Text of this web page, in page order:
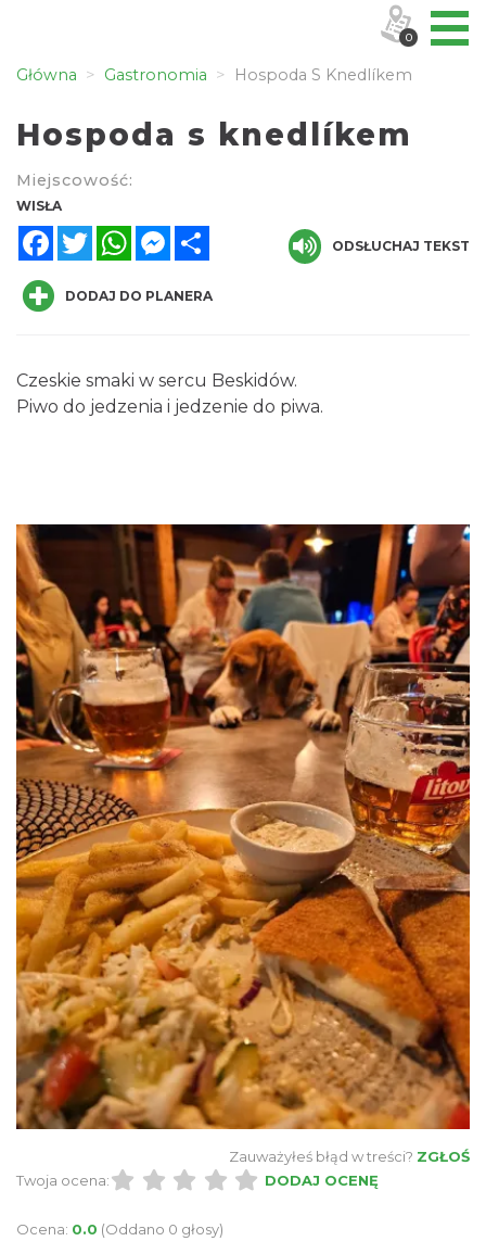
Główna Gastronomia Hospoda S Knedlíkem
Hospoda s knedlíkem
Miejscowość:
WISŁA
FacebookTwitterWhatsAppMessenger
ODSŁUCHAJ TEKST
DODAJ DO PLANERA
Czeskie smaki w sercu Beskidów.
Piwo do jedzenia i jedzenie do piwa.
Zauważyłeś błąd w treści? ZGŁOŚ
Twoja ocena:
DODAJ OCENĘ
Ocena: 0.0 (Oddano 0 głosy)
0